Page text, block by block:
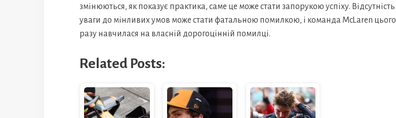
змінюються, як показує практика, саме це може стати запорукою успіху. Відсутність
уваги до мінливих умов може стати фатальною помилкою, і команда McLaren цього
разу навчилася на власній дорогоцінній помилці.
Related Posts: